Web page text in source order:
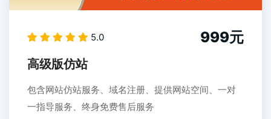
5.0 999元
高级版仿站
包含网站仿站服务、域名注册、提供网站空间、一对
一指导服务、终身免费售后服务